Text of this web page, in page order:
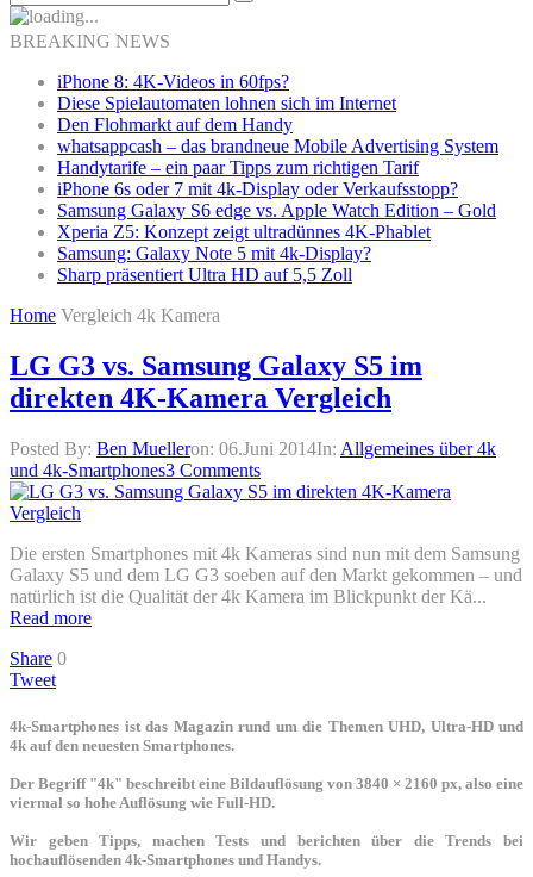
BREAKING NEWS
iPhone 8: 4K-Videos in 60fps?
Diese Spielautomaten lohnen sich im Internet
Den Flohmarkt auf dem Handy
whatsappcash – das brandneue Mobile Advertising System
Handytarife – ein paar Tipps zum richtigen Tarif
iPhone 6s oder 7 mit 4k-Display oder Verkaufsstopp?
Samsung Galaxy S6 edge vs. Apple Watch Edition – Gold
Xperia Z5: Konzept zeigt ultradünnes 4K-Phablet
Samsung: Galaxy Note 5 mit 4k-Display?
Sharp präsentiert Ultra HD auf 5,5 Zoll
Home Vergleich 4k Kamera
LG G3 vs. Samsung Galaxy S5 im
direkten 4K-Kamera Vergleich
Posted By: Ben Muelleron: 06.Juni 2014In: Allgemeines über 4k
und 4k-Smartphones3 Comments
Die ersten Smartphones mit 4k Kameras sind nun mit dem Samsung
Galaxy S5 und dem LG G3 soeben auf den Markt gekommen – und
natürlich ist die Qualität der 4k Kamera im Blickpunkt der Kä...
Read more
Share 0
Tweet
4k-Smartphones ist das Magazin rund um die Themen UHD, Ultra-HD und
4k auf den neuesten Smartphones.
Der Begriff "4k" beschreibt eine Bildauflösung von 3840 × 2160 px, also eine
viermal so hohe Auflösung wie Full-HD.
Wir geben Tipps, machen Tests und berichten über die Trends bei
hochauflösenden 4k-Smartphones und Handys.